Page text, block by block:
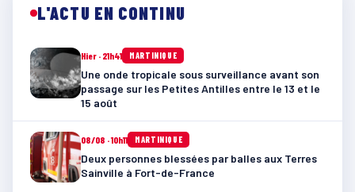
L'ACTU EN CONTINU
Hier · 21h41 MARTINIQUE
Une onde tropicale sous surveillance avant son
passage sur les Petites Antilles entre le 13 et le
15 août
08/08 · 10h11 MARTINIQUE
Deux personnes blessées par balles aux Terres
Sainville à Fort-de-France